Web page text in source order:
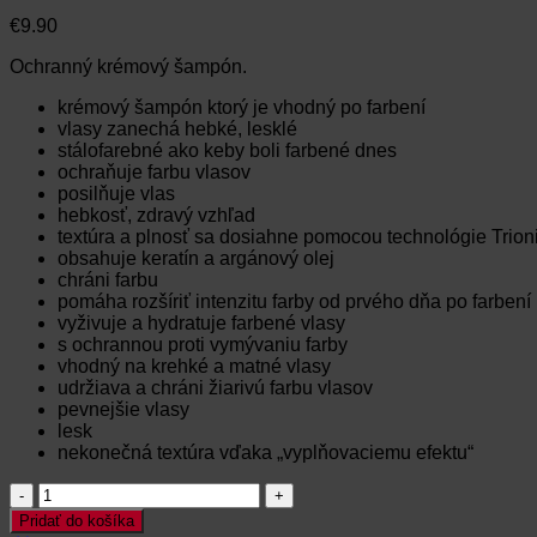
€9.90
Ochranný krémový šampón.
krémový šampón ktorý je vhodný po farbení
vlasy zanechá hebké, lesklé
stálofarebné ako keby boli farbené dnes
ochraňuje farbu vlasov
posilňuje vlas
hebkosť, zdravý vzhľad
textúra a plnosť sa dosiahne pomocou technológie
obsahuje keratín a argánový olej
chráni farbu
pomáha rozšíriť intenzitu farby od prvého dňa po farbení
vyživuje a hydratuje farbené vlasy
s ochrannou proti vymývaniu farby
vhodný na krehké a matné vlasy
udržiava a chráni žiarivú farbu vlasov
pevnejšie vlasy
lesk
nekonečná textúra vďaka „vyplňovaciemu efektu“
množstvo
TAHE
Pridať do košíka